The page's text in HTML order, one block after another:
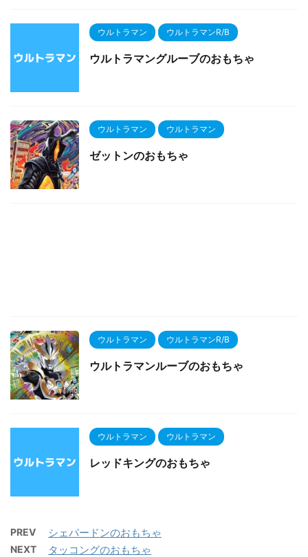
ウルトラマン ウルトラマンR/B
ウルトラマングルーブのおもちゃ
ウルトラマン ウルトラマン
ゼットンのおもちゃ
ウルトラマン ウルトラマンR/B
ウルトラマンルーブのおもちゃ
ウルトラマン ウルトラマン
レッドキングのおもちゃ
PREV シェパードンのおもちゃ
NEXT タッコングのおもちゃ